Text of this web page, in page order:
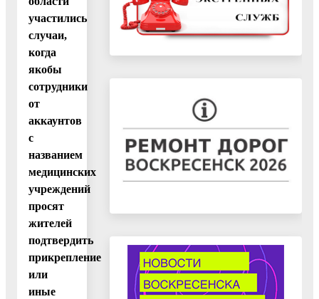
участились
случаи,
когда
якобы
сотрудники
от
аккаунтов
с
названием
медицинских
учреждений
просят
жителей
подтвердить
прикрепление
или
иные